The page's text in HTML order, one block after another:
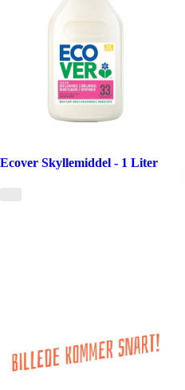
Ecover Skyllemiddel - 1 Liter